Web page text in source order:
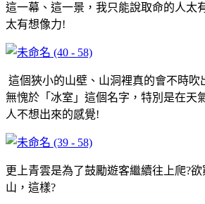
這一幕、這一景，我只能說取命的人太
太有想像力!
這個狹小的山壁、山洞裡真的會不時吹
無愧於「冰室」這個名字，特別是在天
人不想出來的感覺!
更上青雲是為了鼓勵遊客繼續往上爬?
山，這樣?